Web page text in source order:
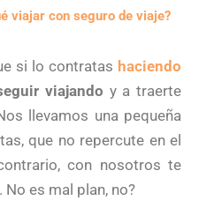
viajar con seguro de viaje?
si lo contratas haciendo
viajando y a traerte
llevamos una pequeña
que no repercute en el
con nosotros te
No es mal plan, no?